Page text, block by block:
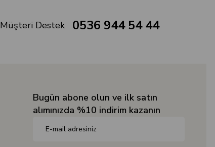
Müşteri Destek 0536 944 54 44
Bugün abone olun ve ilk satın
alımınızda %10 indirim kazanın